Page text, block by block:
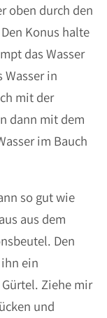
oben durch den
Konus halte
das Wasser
Wasser in
mit der
dann mit dem
im Bauch
so gut wie
aus dem
Den
ein
Ziehe mir
und